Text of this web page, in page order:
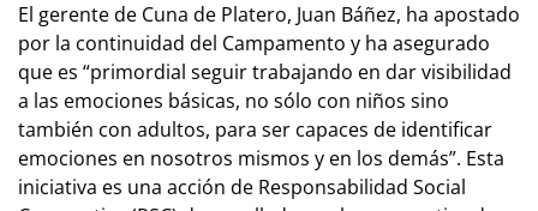
El gerente de Cuna de Platero, Juan Báñez, ha apostado
por la continuidad del Campamento y ha asegurado
que es “primordial seguir trabajando en dar visibilidad
a las emociones básicas, no sólo con niños sino
también con adultos, para ser capaces de identificar
emociones en nosotros mismos y en los demás”. Esta
iniciativa es una acción de Responsabilidad Social